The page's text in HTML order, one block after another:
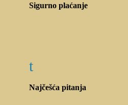
Sigurno plaćanje
t
Najčešća pitanja